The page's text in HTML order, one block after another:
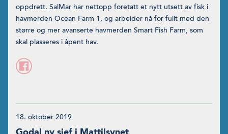
oppdrett. SalMar har nettopp foretatt et nytt utsett av fisk i
havmerden Ocean Farm 1, og arbeider nå for fullt med den
større og mer avanserte havmerden Smart Fish Farm, som
skal plasseres i åpent hav.
18. oktober 2019
Godal ny sjef i Mattilsynet